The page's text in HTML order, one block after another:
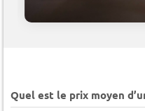
Quel est le prix moyen